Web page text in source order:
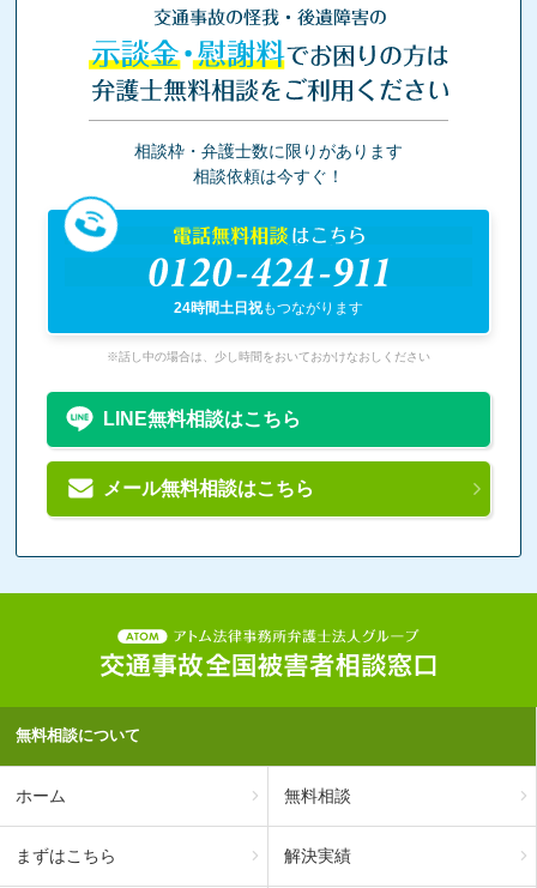
交通事故の怪我・後遺障害の
示談金・慰謝料でお困りの方は
弁護士無料相談をご利用ください
相談枠・弁護士数に限りがあります
相談依頼は今すぐ！
電話無料相談はこちら
0120-424-911
24時間土日祝もつながります
※話し中の場合は、少し時間をおいておかけなおしください
LINE無料相談はこちら
メール無料相談はこちら
無料相談について
ホーム 無料相談
まずはこちら 解決実績